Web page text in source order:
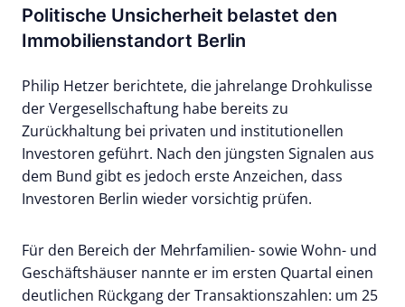
Politische Unsicherheit belastet den
Immobilienstandort Berlin
Philip Hetzer berichtete, die jahrelange Drohkulisse
der Vergesellschaftung habe bereits zu
Zurückhaltung bei privaten und institutionellen
Investoren geführt. Nach den jüngsten Signalen aus
dem Bund gibt es jedoch erste Anzeichen, dass
Investoren Berlin wieder vorsichtig prüfen.
Für den Bereich der Mehrfamilien- sowie Wohn- und
Geschäftshäuser nannte er im ersten Quartal einen
deutlichen Rückgang der Transaktionszahlen: um 25